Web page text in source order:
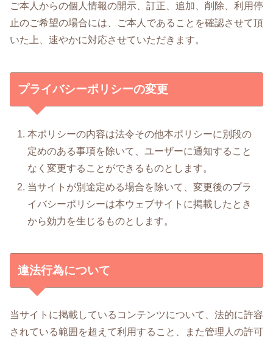
ご本人からの個人情報の開示、訂正、追加、削除、利用停
止のご希望の場合には、ご本人であることを確認させて頂
いた上、速やかに対応させていただきます。
プライバシーポリシーの変更
本ポリシーの内容は法令その他本ポリシーに別段の
定めのある事項を除いて、ユーザーに通知すること
なく変更することができるものとします。
当サイトが別途定める場合を除いて、変更後のプラ
イバシーポリシーは本ウェブサイトに掲載したとき
から効力を生じるものとします。
違法行為について
当サイトに掲載しているコンテンツについて、法的に許容
されている範囲を超えて利用すること、また管理人の許可